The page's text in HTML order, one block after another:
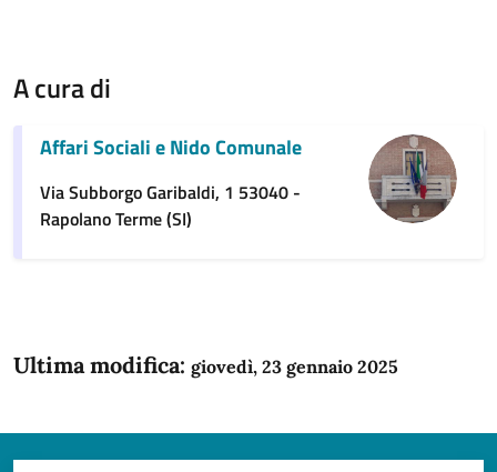
A cura di
Affari Sociali e Nido Comunale
Via Subborgo Garibaldi, 1 53040 -
Rapolano Terme (SI)
Ultima modifica: giovedì, 23 gennaio 2025